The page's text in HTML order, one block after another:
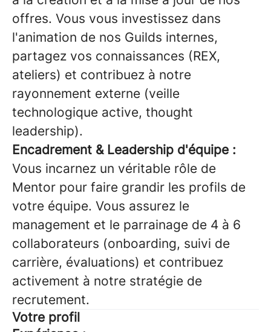
offres. Vous vous investissez dans
l'animation de nos Guilds internes,
partagez vos connaissances (REX,
ateliers) et contribuez à notre
rayonnement externe (veille
technologique active, thought
leadership).
Encadrement & Leadership d'équipe :
Vous incarnez un véritable rôle de
Mentor pour faire grandir les profils de
votre équipe. Vous assurez le
management et le parrainage de 4 à 6
collaborateurs (onboarding, suivi de
carrière, évaluations) et contribuez
activement à notre stratégie de
recrutement.
Votre profil